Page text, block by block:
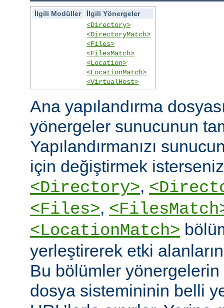
İlgili Modüller
İlgili Yönergeler
<Directory>
<DirectoryMatch>
<Files>
<FilesMatch>
<Location>
<LocationMatch>
<VirtualHost>
Ana yapılandırma
yönergeler sunucunun
Yapılandırmanızı
için değiştirmek
<Directory>,
<Files>,
<LocationMatch>
yerleştirerek etki
Bu bölümler yönergelerin
dosya sistemininin belli